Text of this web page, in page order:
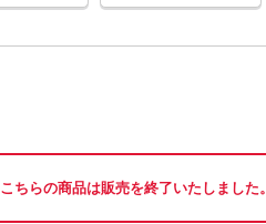
こちらの商品は販売を終了いたしました。